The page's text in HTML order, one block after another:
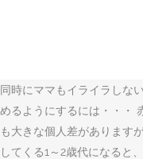
同時にママもイライラしな
めるようにするには・・・
も大きな個人差があります
してくる1～2歳代になると